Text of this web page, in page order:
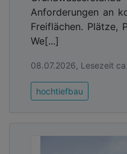
Anforderungen an
Freiflächen. Plätze,
We[...]
08.07.2026, Lesezeit
hochtiefbau